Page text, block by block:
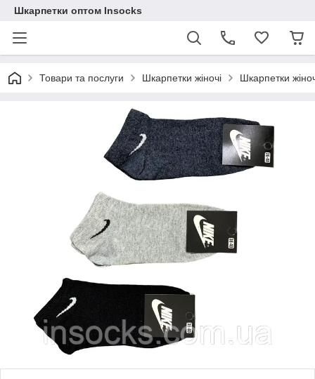
Шкарпетки оптом Insocks
Товари та послуги Шкарпетки жіночі Шкарпетки